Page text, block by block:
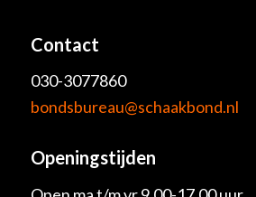
Contact
030-3077860
bondsbureau@schaakbond.nl
Openingstijden